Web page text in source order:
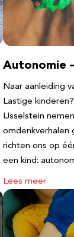
Autonomie
Naar aanleiding
Lastige
IJsselstein
omdenkverhalen
richten ons op
een kind:
Lees meer